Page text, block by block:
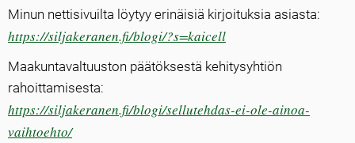
Minun nettisivuilta löytyy erinäisiä kirjoituksia asiasta:
https://siljakeranen.fi/blogi/?s=kaicell
Maakuntavaltuuston päätöksestä kehitysyhtiön
rahoittamisesta:
https://siljakeranen.fi/blogi/sellutehdas-ei-ole-ainoa-
vaihtoehto/